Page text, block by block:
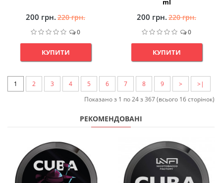
200 грн. 220 грн.
0
КУПИТИ
ml
200 грн. 220 грн.
0
КУПИТИ
1 2 3 4 5 6 7 8 9 >
>|
Показано з 1 по 24 з 367 (всього 16 сторінок)
РЕКОМЕНДОВАНІ